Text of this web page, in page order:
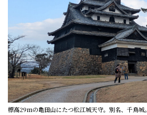
標高29mの亀田山にたつ松江城天守。別名、千鳥城。